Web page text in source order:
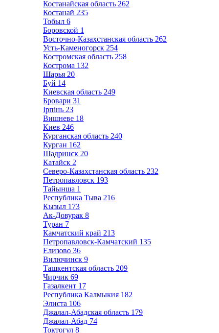
Костанайская область 262
Костанай 235
Тобыл 6
Боровской 1
Восточно-Казахстанская область 262
Усть-Каменогорск 254
Костромская область 258
Кострома 132
Шарья 20
Буй 14
Киевская область 249
Бровари 31
Ірпінь 23
Вишневе 18
Киев 246
Курганская область 240
Курган 162
Шадринск 20
Катайск 2
Северо-Казахстанская область 232
Петропавловск 193
Тайынша 1
Республика Тыва 216
Кызыл 173
Ак-Довурак 8
Туран 7
Камчатский край 213
Петропавловск-Камчатский 135
Елизово 36
Вилючинск 9
Ташкентская область 209
Чирчик 69
Газалкент 17
Республика Калмыкия 182
Элиста 106
Джалал-Абадская область 179
Джалал-Абад 74
Токтогул 8